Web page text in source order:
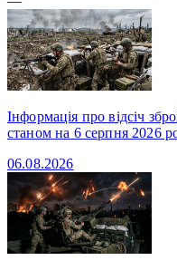
Інформація про відсіч
станом на 6 серпня 2026
06.08.2026